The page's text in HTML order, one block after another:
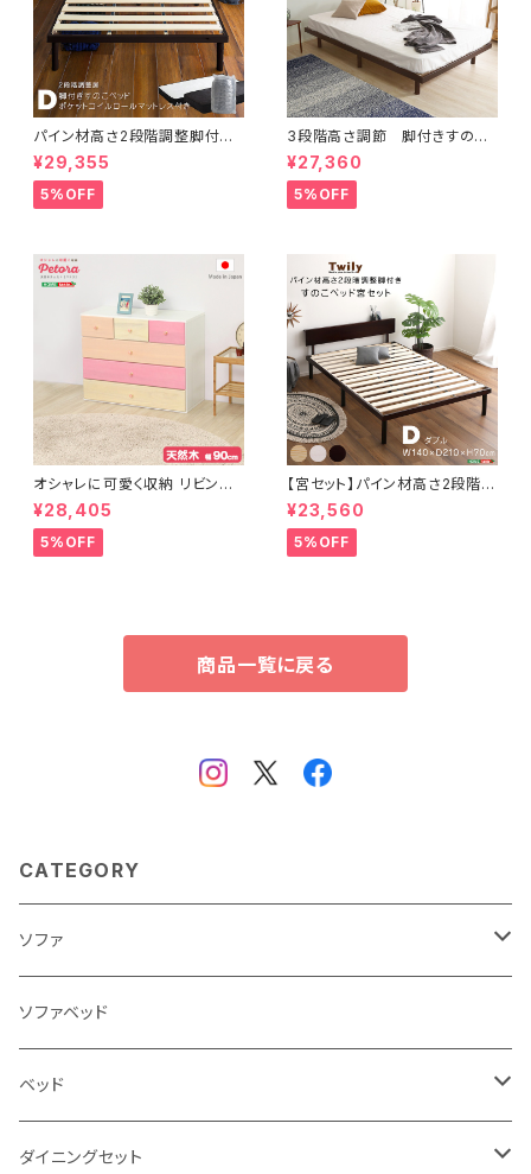
パイン材高さ2段階調整脚付き
すのこベッド ポケットコイルマッ
トレスセット(ダブル) ASP-SR
M-D
¥29,355
5%OFF
3段階高さ調節 脚付きすのこ
ベッド(セミダブル) 【Lilitta-リリ
ッタ-】(ポケットコイルロールマッ
トレス付き) セミダブル
¥27,360
5%OFF
オシャレに可愛く収納 リビング
用ローチェスト 4段 幅90cm
天然木（桐）日本製｜petora-
ペトラ- SH-08-PTR90
¥28,405
5%OFF
【宮セット】パイン材高さ2段階調
整脚付きすのこベッド(ダブル)
¥23,560
5%OFF
商品一覧に戻る
CATEGORY
ソファ
3人掛け
2.5人掛け
2人掛け
ソファベッド
ベッド
シングルサイズ以下（フレームのみ）
ダイニングセット